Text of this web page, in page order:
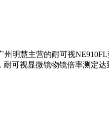
明慧主营的耐可视
可视显微镜物镜倍率测定